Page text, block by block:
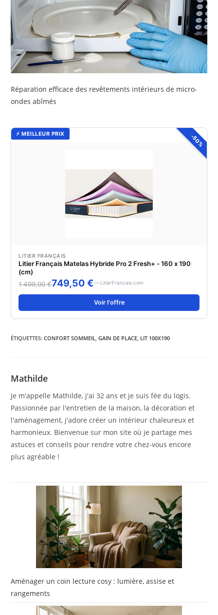
Réparation efficace des revêtements intérieurs de micro-
ondes abîmés
-50%
⚡ MEILLEUR PRIX
LITIER FRANÇAIS
Litier Français Matelas Hybride Pro 2 Fresh+ - 160 x 190
(cm)
1 499,00 €749,50 € LitierFrancais.com
Voir l'offre
ÉTIQUETTES:CONFORT SOMMEIL GAIN DE PLACE LIT 100X190
Mathilde
Je m'appelle Mathilde, j'ai 32 ans et je suis fée du logis.
Passionnée par l'entretien de la maison, la décoration et
l'aménagement, j'adore créer un intérieur chaleureux et
harmonieux. Bienvenue sur mon site où je partage mes
astuces et conseils pour rendre votre chez-vous encore
plus agréable !
Aménager un coin lecture cosy : lumière, assise et
rangements